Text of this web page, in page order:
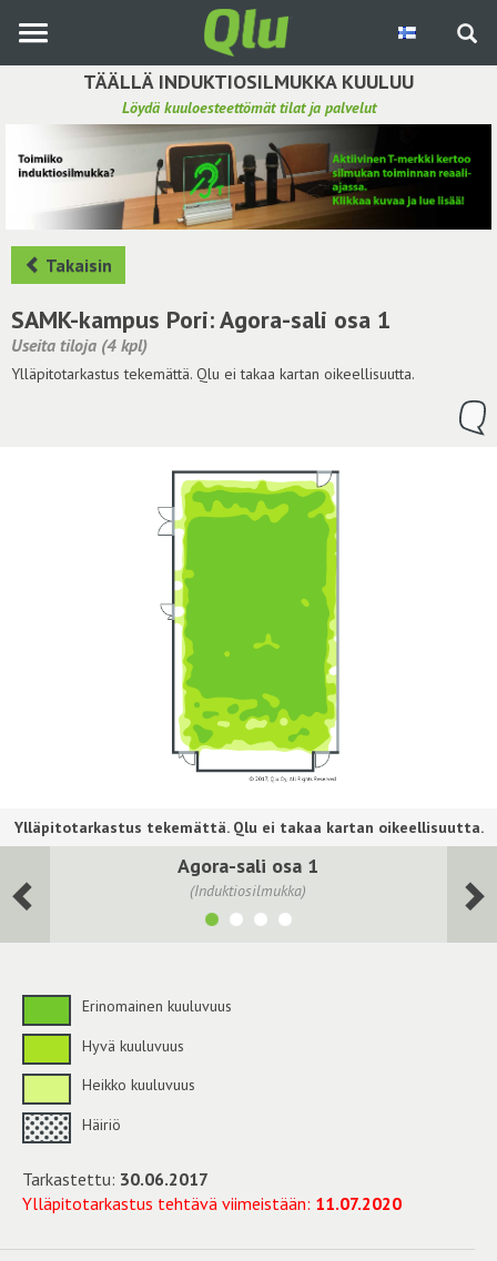
pääsisältöön
TÄÄLLÄ INDUKTIOSILMUKKA KUULUU
Löydä kuuloesteettömät tilat ja palvelut
Etsi induktiosilmukka
Tee ehdotus ja vaikuta kuulemiskokemukseen
Hae ehdotuksia
Käyttöohje
Yhteydenottopyyntö
Takaisin
SAMK-kampus Pori: Agora-sali osa 1
Useita tiloja (4 kpl)
Ylläpitotarkastus tekemättä. Qlu ei takaa kartan oikeellisuutta.
Agora-sali osa 1
(Induktiosilmukka)
Erinomainen kuuluvuus
Hyvä kuuluvuus
Heikko kuuluvuus
Häiriö
Tarkastettu: 30.06.2017
Ylläpitotarkastus tehtävä viimeistään: 11.07.2020